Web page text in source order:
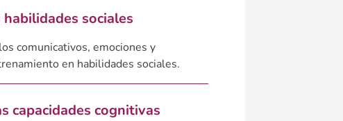
habilidades sociales
comunicativos, emociones y
en habilidades sociales.
capacidades cognitivas